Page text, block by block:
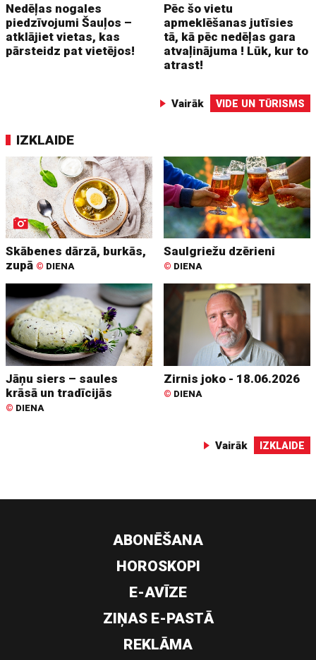
Nedēļas nogales
piedzīvojumi Šauļos –
atklājiet vietas, kas
pārsteidz pat vietējos!
Pēc šo vietu
apmeklēšanas jutīsies
tā, kā pēc nedēļas gara
atvaļinājuma ! Lūk, kur to
atrast!
Vairāk VIDE UN TŪRISMS
IZKLAIDE
Skābenes dārzā, burkās,
zupā © DIENA
Saulgriežu dzērieni
© DIENA
Jāņu siers – saules
krāsā un tradīcijās
© DIENA
Zirnis joko - 18.06.2026
© DIENA
Vairāk IZKLAIDE
ABONĒŠANA
HOROSKOPI
E-AVĪZE
ZIŅAS E-PASTĀ
REKLĀMA